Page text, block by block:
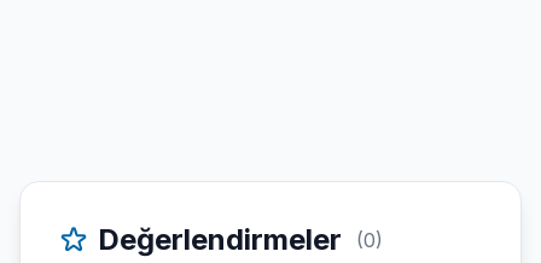
Değerlendirmeler (0)